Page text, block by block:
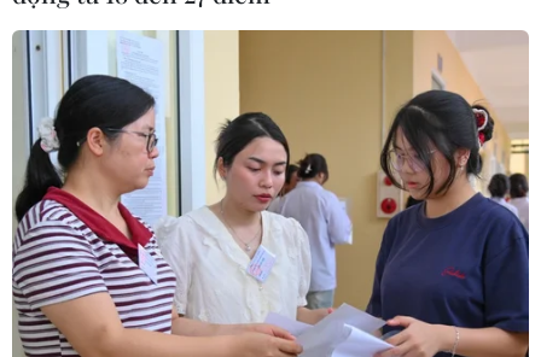
Sáng 28/7 ghi nhận 2.861 ca mắc mới,
trong đó TP.HCM có 2.115 ca
27/07/2021 23:10